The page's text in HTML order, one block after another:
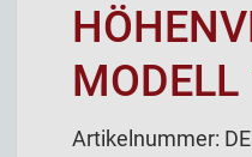
Artikelnummer: